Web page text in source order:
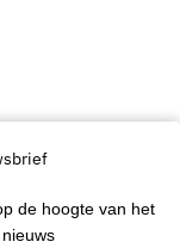
de hoogte van het